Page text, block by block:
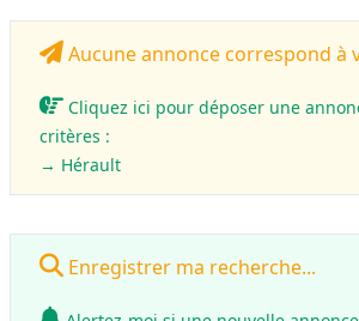
Aucune annonce correspond à
Cliquez ici pour déposer une
critères :
→ Hérault
Enregistrer ma recherche...